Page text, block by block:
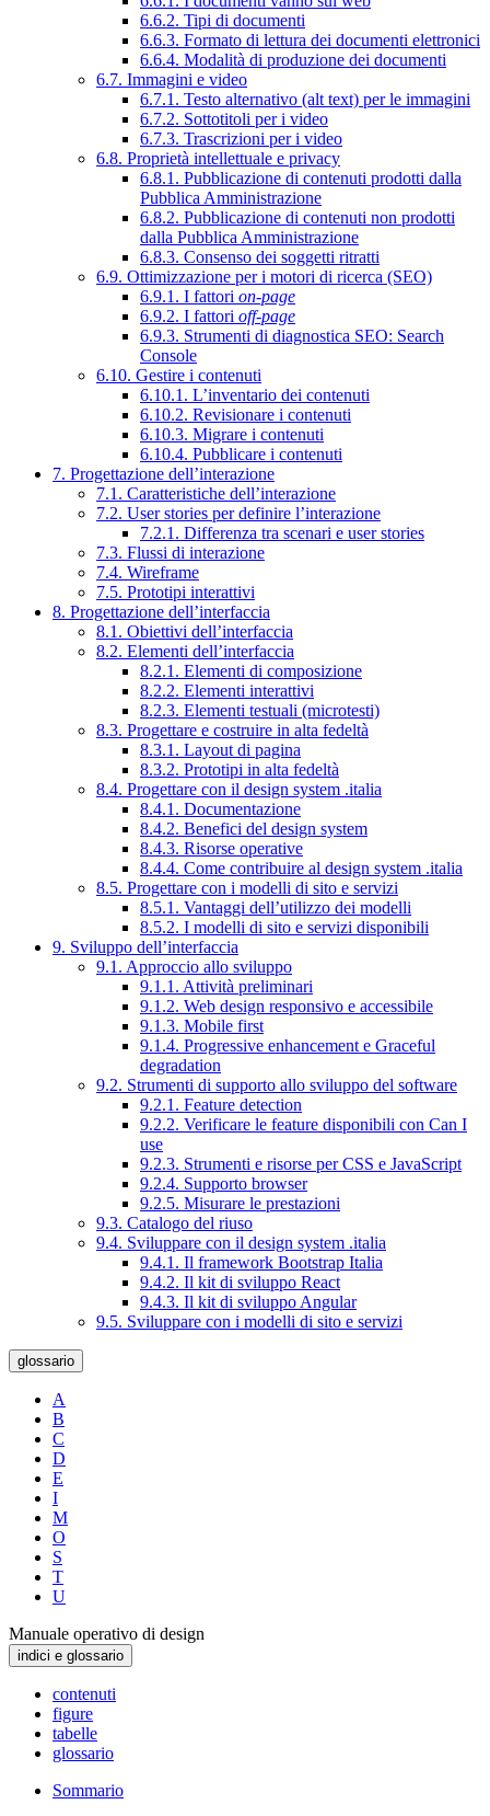
6.6.2. Tipi di documenti
6.6.3. Formato di lettura dei documenti elettronici
6.6.4. Modalità di produzione dei documenti
6.7. Immagini e video
6.7.1. Testo alternativo (alt text) per le immagini
6.7.2. Sottotitoli per i video
6.7.3. Trascrizioni per i video
6.8. Proprietà intellettuale e privacy
6.8.1. Pubblicazione di contenuti prodotti dalla
Pubblica Amministrazione
6.8.2. Pubblicazione di contenuti non prodotti
dalla Pubblica Amministrazione
6.8.3. Consenso dei soggetti ritratti
6.9. Ottimizzazione per i motori di ricerca (SEO)
6.9.1. I fattori on-page
6.9.2. I fattori off-page
6.9.3. Strumenti di diagnostica SEO: Search
Console
6.10. Gestire i contenuti
6.10.1. L’inventario dei contenuti
6.10.2. Revisionare i contenuti
6.10.3. Migrare i contenuti
6.10.4. Pubblicare i contenuti
7. Progettazione dell’interazione
7.1. Caratteristiche dell’interazione
7.2. User stories per definire l’interazione
7.2.1. Differenza tra scenari e user stories
7.3. Flussi di interazione
7.4. Wireframe
7.5. Prototipi interattivi
8. Progettazione dell’interfaccia
8.1. Obiettivi dell’interfaccia
8.2. Elementi dell’interfaccia
8.2.1. Elementi di composizione
8.2.2. Elementi interattivi
8.2.3. Elementi testuali (microtesti)
8.3. Progettare e costruire in alta fedeltà
8.3.1. Layout di pagina
8.3.2. Prototipi in alta fedeltà
8.4. Progettare con il design system .italia
8.4.1. Documentazione
8.4.2. Benefici del design system
8.4.3. Risorse operative
8.4.4. Come contribuire al design system .italia
8.5. Progettare con i modelli di sito e servizi
8.5.1. Vantaggi dell’utilizzo dei modelli
8.5.2. I modelli di sito e servizi disponibili
9. Sviluppo dell’interfaccia
9.1. Approccio allo sviluppo
9.1.1. Attività preliminari
9.1.2. Web design responsivo e accessibile
9.1.3. Mobile first
9.1.4. Progressive enhancement e Graceful
degradation
9.2. Strumenti di supporto allo sviluppo del software
9.2.1. Feature detection
9.2.2. Verificare le feature disponibili con Can I
use
9.2.3. Strumenti e risorse per CSS e JavaScript
9.2.4. Supporto browser
9.2.5. Misurare le prestazioni
9.3. Catalogo del riuso
9.4. Sviluppare con il design system .italia
9.4.1. Il framework Bootstrap Italia
9.4.2. Il kit di sviluppo React
9.4.3. Il kit di sviluppo Angular
9.5. Sviluppare con i modelli di sito e servizi
glossario
A
B
C
D
E
I
M
O
S
T
U
Manuale operativo di design
indici e glossario
contenuti
figure
tabelle
glossario
Sommario